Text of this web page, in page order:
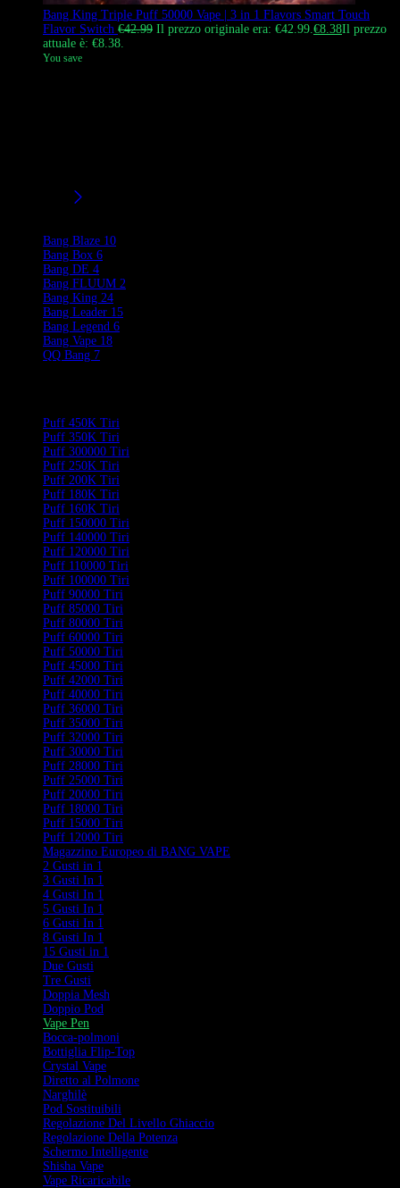
Bang King Triple Puff 50000 Vape | 3 in 1 Flavors Smart Touch
Flavor Switch €42.99 Il prezzo originale era: €42.99.€8.38Il prezzo
attuale è: €8.38.
You save
Bang Blaze 10
Bang Box 6
Bang DE 4
Bang FLUUM 2
Bang King 24
Bang Leader 15
Bang Legend 6
Bang Vape 18
QQ Bang 7
Puff 450K Tiri
Puff 350K Tiri
Puff 300000 Tiri
Puff 250K Tiri
Puff 200K Tiri
Puff 180K Tiri
Puff 160K Tiri
Puff 150000 Tiri
Puff 140000 Tiri
Puff 120000 Tiri
Puff 110000 Tiri
Puff 100000 Tiri
Puff 90000 Tiri
Puff 85000 Tiri
Puff 80000 Tiri
Puff 60000 Tiri
Puff 50000 Tiri
Puff 45000 Tiri
Puff 42000 Tiri
Puff 40000 Tiri
Puff 36000 Tiri
Puff 35000 Tiri
Puff 32000 Tiri
Puff 30000 Tiri
Puff 28000 Tiri
Puff 25000 Tiri
Puff 20000 Tiri
Puff 18000 Tiri
Puff 15000 Tiri
Puff 12000 Tiri
Magazzino Europeo di BANG VAPE
2 Gusti in 1
3 Gusti In 1
4 Gusti In 1
5 Gusti In 1
6 Gusti In 1
8 Gusti In 1
15 Gusti in 1
Due Gusti
Tre Gusti
Doppia Mesh
Doppio Pod
Vape Pen
Bocca-polmoni
Bottiglia Flip-Top
Crystal Vape
Diretto al Polmone
Narghilè
Pod Sostituibili
Regolazione Del Livello Ghiaccio
Regolazione Della Potenza
Schermo Intelligente
Shisha Vape
Vape Ricaricabile